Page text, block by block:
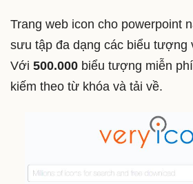
Trang web icon cho powerpoint
sưu tập đa dạng các biểu tượng
Với 500.000 biểu tượng miễn
kiếm theo từ khóa và tải về.